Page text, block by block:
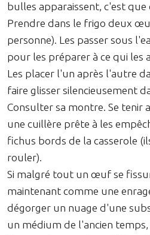
bulles apparaissent, c'est que
Prendre dans le frigo deux
personne). Les passer sous
pour les préparer à ce qui les
Les placer l'un après l'autre
faire glisser silencieusement
Consulter sa montre. Se tenir
une cuillère prête à les
fichus bords de la casserole
rouler).
Si malgré tout un œuf se
maintenant comme une
dégorger un nuage d'une
un médium de l'ancien